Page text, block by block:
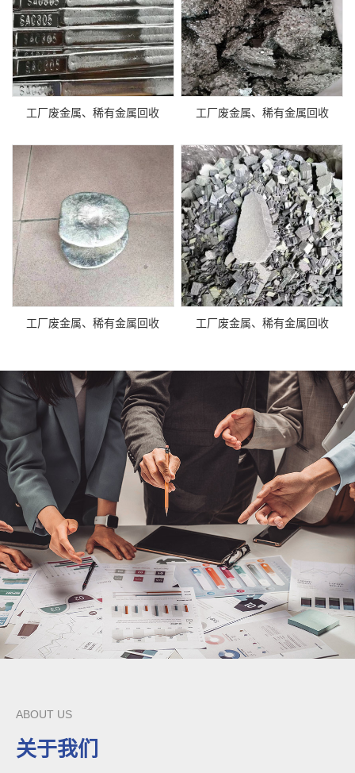
工厂废金属、稀有金属回收 工厂废金属、稀有金属回收
工厂废金属、稀有金属回收 工厂废金属、稀有金属回收
ABOUT US
关于我们